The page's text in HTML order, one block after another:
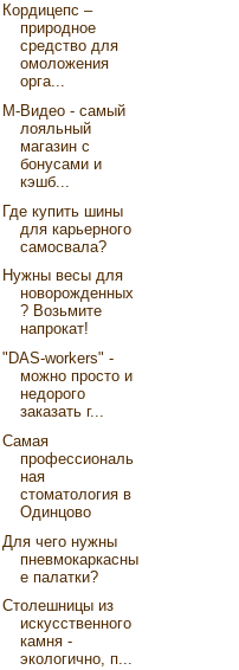
Кордицепс –
природное
средство для
омоложения
орга...
М-Видео - самый
лояльный
магазин с
бонусами и
кэшб...
Где купить шины
для карьерного
самосвала?
Нужны весы для
новорожденных
? Возьмите
напрокат!
"DAS-workers" -
можно просто и
недорого
заказать г...
Самая
профессиональ
ная
стоматология в
Одинцово
Для чего нужны
пневмокаркасны
е палатки?
Столешницы из
искусственного
камня -
экологично, п...